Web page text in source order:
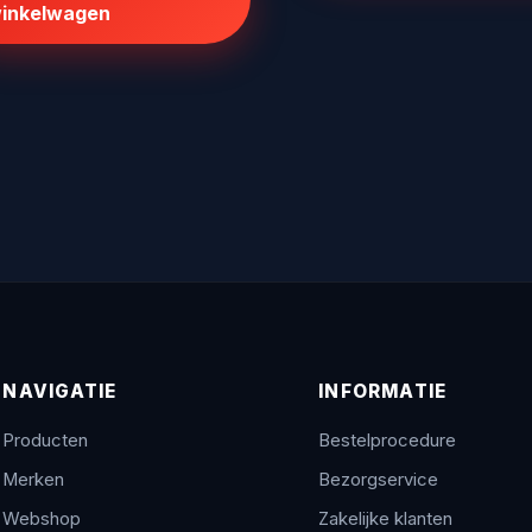
NAVIGATIE
Producten
Merken
Webshop
INFORMATIE
Bestelprocedure
Bezorgservice
Zakelijke klanten